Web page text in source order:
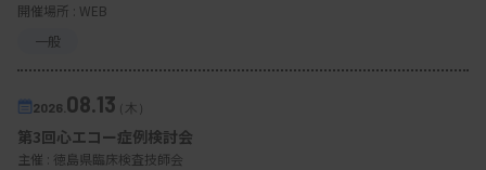
開催場所 : WEB
一般
2026. 08.13（木）
第3回心エコー症例検討会
主催 : 徳島県臨床検査技師会